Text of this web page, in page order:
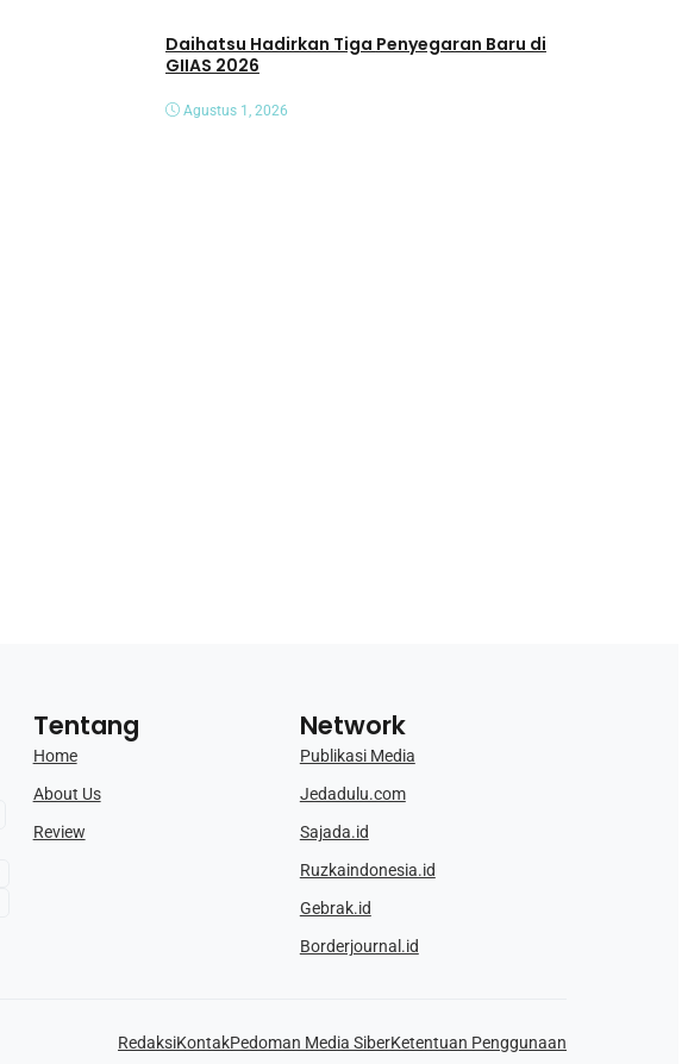
Daihatsu Hadirkan Tiga Penyegaran Baru di
GIIAS 2026
Agustus 1, 2026
Tentang
Home
About Us
Review
Network
Publikasi Media
Jedadulu.com
Sajada.id
Ruzkaindonesia.id
Gebrak.id
Borderjournal.id
RedaksiKontakPedoman Media SiberKetentuan Penggunaan